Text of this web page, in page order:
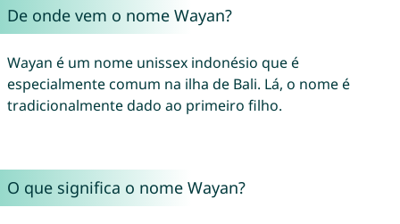
De onde vem o nome Wayan?
Wayan é um nome unissex indonésio que é
especialmente comum na ilha de Bali. Lá, o nome é
tradicionalmente dado ao primeiro filho.
O que significa o nome Wayan?